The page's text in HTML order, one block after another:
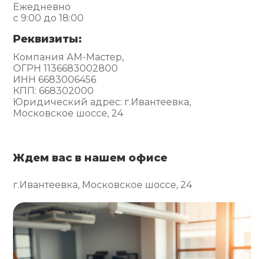
Ежедневно
с 9:00 до 18:00
Реквизиты:
Компания АМ-Мастер,
ОГРН 1136683002800
ИНН 6683006456
КПП: 668302000
Юридический адрес: г.Ивантеевка,
Московское шоссе, 24
Ждем вас в нашем офисе
г.Ивантеевка, Московское шоссе, 24